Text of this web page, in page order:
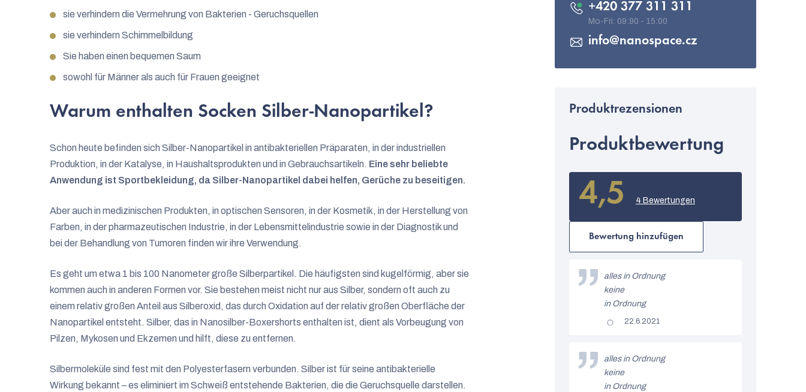
sie verhindern die Vermehrung von Bakterien - Geruchsquellen
sie verhindern Schimmelbildung
Sie haben einen bequemen Saum
sowohl für Männer als auch für Frauen geeignet
Warum enthalten Socken Silber-Nanopartikel?
Schon heute befinden sich Silber-Nanopartikel in antibakteriellen Präparaten, in der industriellen
Produktion, in der Katalyse, in Haushaltsprodukten und in Gebrauchsartikeln. Eine sehr beliebte
Anwendung ist Sportbekleidung, da Silber-Nanopartikel dabei helfen, Gerüche zu beseitigen.
Aber auch in medizinischen Produkten, in optischen Sensoren, in der Kosmetik, in der Herstellung von
Farben, in der pharmazeutischen Industrie, in der Lebensmittelindustrie sowie in der Diagnostik und
bei der Behandlung von Tumoren finden wir ihre Verwendung.
Es geht um etwa 1 bis 100 Nanometer große Silberpartikel. Die häufigsten sind kugelförmig, aber sie
kommen auch in anderen Formen vor. Sie bestehen meist nicht nur aus Silber, sondern oft auch zu
einem relativ großen Anteil aus Silberoxid, das durch Oxidation auf der relativ großen Oberfläche der
Nanopartikel entsteht. Silber, das in Nanosilber-Boxershorts enthalten ist, dient als Vorbeugung von
Pilzen, Mykosen und Ekzemen und hilft, diese zu entfernen.
Silbermoleküle sind fest mit den Polyesterfasern verbunden. Silber ist für seine antibakterielle
Wirkung bekannt – es eliminiert im Schweiß entstehende Bakterien, die die Geruchsquelle darstellen.
info@nanospace.cz
+420 377 311 311
Produktbewertung
4,5
durchschnittliche
Produktbewertung
ist
4,5
von
5
4 Bewertungen
Bewertung hinzufügen
Die
von
Sternen.
22.6.2021
alles in Ordnung
keine
in Ordnung
alles in Ordnung
keine
in Ordnung